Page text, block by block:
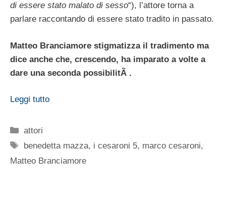
di essere stato malato di sesso“), l’attore torna a
parlare raccontando di essere stato tradito in passato.
Matteo Branciamore stigmatizza il tradimento ma
dice anche che, crescendo, ha imparato a volte a
dare una seconda possibilitÃ .
Leggi tutto
Categorie
attori
Tag
benedetta mazza, i cesaroni 5, marco cesaroni,
Matteo Branciamore